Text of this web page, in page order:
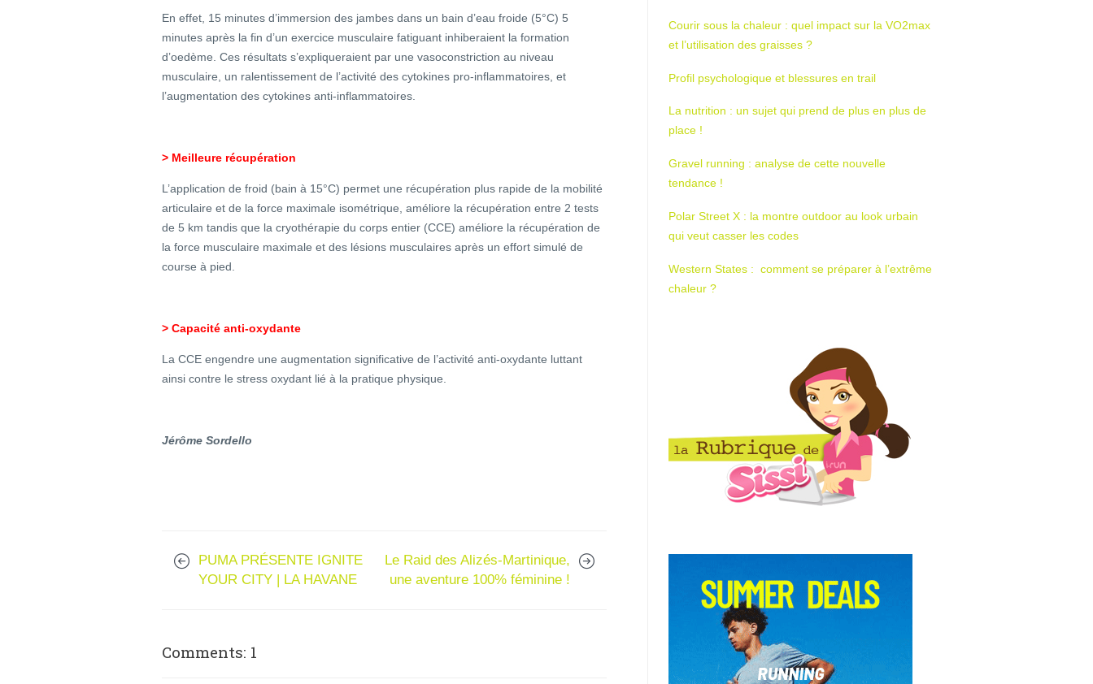
En effet, 15 minutes d’immersion des jambes dans un bain d’eau froide (5°C) 5
minutes après la fin d’un exercice musculaire fatiguant inhiberaient la formation
d’oedème. Ces résultats s’expliqueraient par une vasoconstriction au niveau
musculaire, un ralentissement de l’activité des cytokines pro-inflammatoires, et
l’augmentation des cytokines anti-inflammatoires.
> Meilleure récupération
L’application de froid (bain à 15°C) permet une récupération plus rapide de la mobilité
articulaire et de la force maximale isométrique, améliore la récupération entre 2 tests
de 5 km tandis que la cryothérapie du corps entier (CCE) améliore la récupération de
la force musculaire maximale et des lésions musculaires après un effort simulé de
course à pied.
> Capacité anti-oxydante
La CCE engendre une augmentation significative de l’activité anti-oxydante luttant
ainsi contre le stress oxydant lié à la pratique physique.
Jérôme Sordello
PUMA PRÉSENTE IGNITE
YOUR CITY | LA HAVANE
Le Raid des Alizés-Martinique,
une aventure 100% féminine !
Comments: 1
Courir sous la chaleur : quel impact sur la VO2max
et l’utilisation des graisses ?
Profil psychologique et blessures en trail
La nutrition : un sujet qui prend de plus en plus de
place !
Gravel running : analyse de cette nouvelle
tendance !
Polar Street X : la montre outdoor au look urbain
qui veut casser les codes
Western States : comment se préparer à l’extrême
chaleur ?